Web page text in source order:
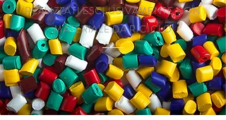
REALIZZATI ESCLUSIVAMENTE CON
MATERIALE DA RICICLO